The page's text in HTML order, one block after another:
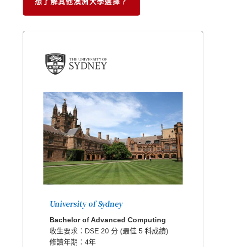
University of Sydney
Bachelor of Advanced Computing
收生要求：DSE 20 分 (最佳 5 科成績)
修讀年期：4年